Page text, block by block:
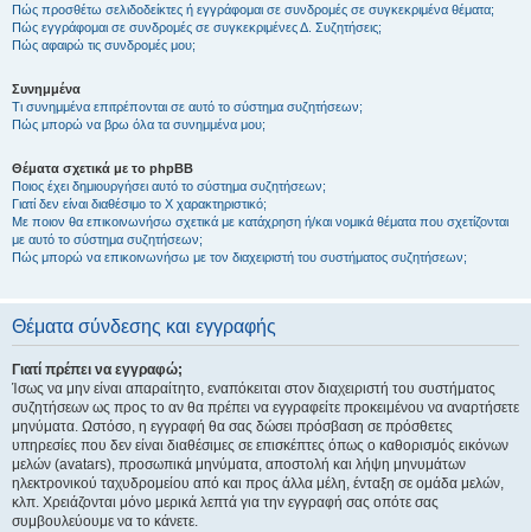
Πώς προσθέτω σελιδοδείκτες ή εγγράφομαι σε συνδρομές σε συγκεκριμένα θέματα;
Πώς εγγράφομαι σε συνδρομές σε συγκεκριμένες Δ. Συζητήσεις;
Πώς αφαιρώ τις συνδρομές μου;
Συνημμένα
Τι συνημμένα επιτρέπονται σε αυτό το σύστημα συζητήσεων;
Πώς μπορώ να βρω όλα τα συνημμένα μου;
Θέματα σχετικά με το phpBB
Ποιος έχει δημιουργήσει αυτό το σύστημα συζητήσεων;
Γιατί δεν είναι διαθέσιμο το Χ χαρακτηριστικό;
Με ποιον θα επικοινωνήσω σχετικά με κατάχρηση ή/και νομικά θέματα που σχετίζονται
με αυτό το σύστημα συζητήσεων;
Πώς μπορώ να επικοινωνήσω με τον διαχειριστή του συστήματος συζητήσεων;
Θέματα σύνδεσης και εγγραφής
Γιατί πρέπει να εγγραφώ;
Ίσως να μην είναι απαραίτητο, εναπόκειται στον διαχειριστή του συστήματος
συζητήσεων ως προς το αν θα πρέπει να εγγραφείτε προκειμένου να αναρτήσετε
μηνύματα. Ωστόσο, η εγγραφή θα σας δώσει πρόσβαση σε πρόσθετες
υπηρεσίες που δεν είναι διαθέσιμες σε επισκέπτες όπως ο καθορισμός εικόνων
μελών (avatars), προσωπικά μηνύματα, αποστολή και λήψη μηνυμάτων
ηλεκτρονικού ταχυδρομείου από και προς άλλα μέλη, ένταξη σε ομάδα μελών,
κλπ. Χρειάζονται μόνο μερικά λεπτά για την εγγραφή σας οπότε σας
συμβουλεύουμε να το κάνετε.